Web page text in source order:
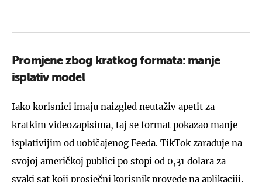
Promjene zbog kratkog formata: manje
isplativ model
Iako korisnici imaju naizgled neutaživ apetit za
kratkim videozapisima, taj se format pokazao manje
isplativijim od uobičajenog Feeda. TikTok zarađuje na
svojoj američkoj publici po stopi od 0,31 dolara za
svaki sat koji prosječni korisnik provede na aplikaciji.